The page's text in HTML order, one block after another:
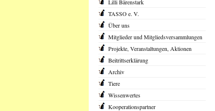
Lilli Bärenstark
TASSO e. V.
Über uns
Mitglieder und Mitgliedsversammlungen
Projekte, Veranstaltungen, Aktionen
Beitrittserklärung
Archiv
Tiere
Wissenwertes
Kooperationspartner